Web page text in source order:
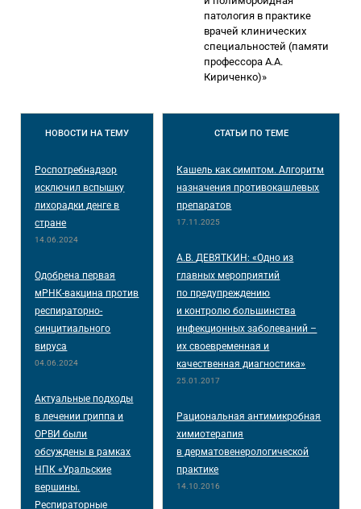
патология в практике
врачей клинических
специальностей (памяти
профессора А.А.
Кириченко)»
НОВОСТИНА ТЕМУ
Роспотребнадзор
исключил вспышку
лихорадки денге в
стране
14.06.2024
Одобрена первая
мРНК-вакцина против
респираторно-
синцитиального
вируса
04.06.2024
Актуальные подходы
в лечении гриппа и
ОРВИ были
обсуждены в рамках
НПК «Уральские
вершины.
Респираторные
СТАТЬИ ПО ТЕМЕ
Кашель как симптом. Алгоритм
назначения противокашлевых
препаратов
17.11.2025
А.В. ДЕВЯТКИН: «Одно из
главных мероприятий
по предупреждению
и контролю большинства
инфекционных заболеваний –
их своевременная и
качественная диагностика»
25.01.2017
Рациональная антимикробная
химиотерапия
в дерматовенерологической
практике
14.10.2016